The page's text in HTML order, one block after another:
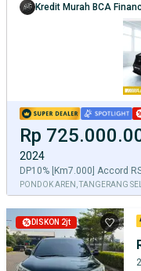
Rp
2024
DP10% [Km7.000] Accord
PONDOK AREN, TANGERANG
Kredit Murah BCA
DISKON 2jt